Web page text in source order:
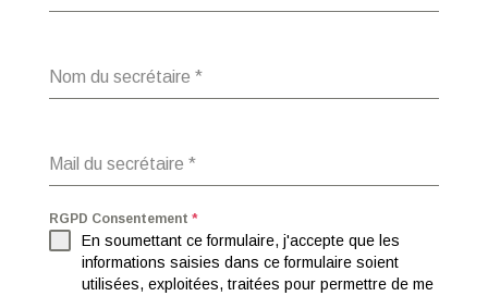
Nom du secrétaire *
Mail du secrétaire *
RGPD Consentement *
En soumettant ce formulaire, j'accepte que les
informations saisies dans ce formulaire soient
utilisées, exploitées, traitées pour permettre de me